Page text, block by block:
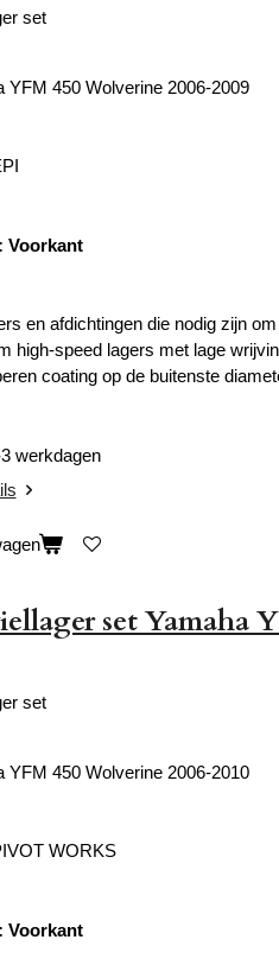
set
YFM 450 Wolverine 2006-2009
Voorkant
en afdichtingen die nodig zijn
high-speed lagers met lage
coating op de buitenste
werkdagen
set Yamaha
set
YFM 450 Wolverine 2006-2010
WORKS
Voorkant